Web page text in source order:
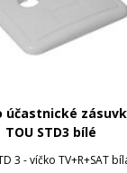
účastnické
TOU STD3 bílé
3 - víčko TV+R+SAT